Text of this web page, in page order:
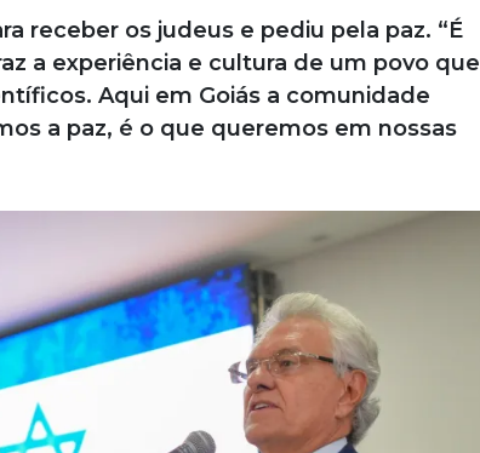
receber os judeus e pediu pela paz. “É
a experiência e cultura de um povo que
Aqui em Goiás a comunidade
a paz, é o que queremos em nossas